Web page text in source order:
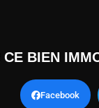
CE BIEN
Facebook